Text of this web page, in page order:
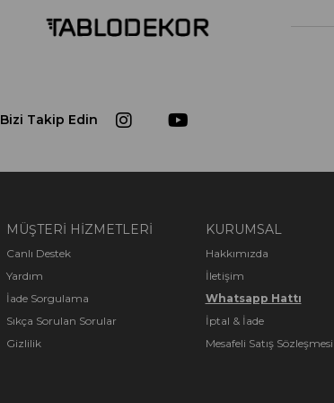
Kumaşlarımızın arka tarafı sarı olup
mat olduğu için üzerine spot ışık
ÇAM
Ahşap şaselerimiz 1.sınıf keresteler
şaselerimizin kalınlığı 3x4 dür. Üst
Ahşap şase
Bizi Takip Edin
MÜŞTERİ HİZMETLERİ
Canlı Destek
Yardım
İade Sorgulama
Sıkça Sorulan Sorular
Gizlilik
KURUMSAL
Hakkımızda
İletişim
Whatsapp Hattı
İptal & İade
Mesafeli Satış Sözleşmesi